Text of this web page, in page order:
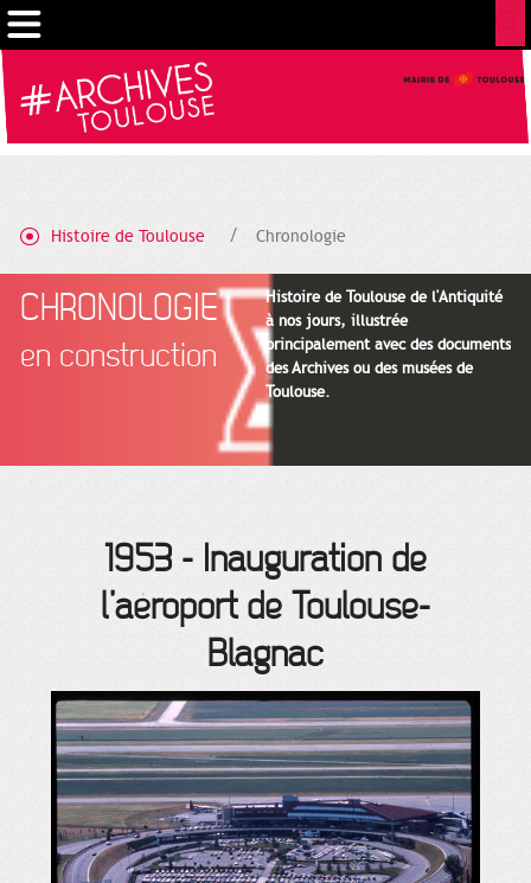
Histoire de Toulouse Chronologie
CHRONOLOGIE
en construction
Histoire de Toulouse de l'Antiquité
à nos jours, illustrée
principalement avec des documents
des Archives ou des musées de
Toulouse.
1953 - Inauguration de
l’aéroport de Toulouse-
Blagnac
Cookies management panel